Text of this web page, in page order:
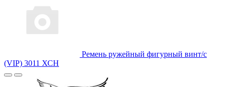
Ремень ружейный фигурный винт/с
(VIP) 3011 ХСН